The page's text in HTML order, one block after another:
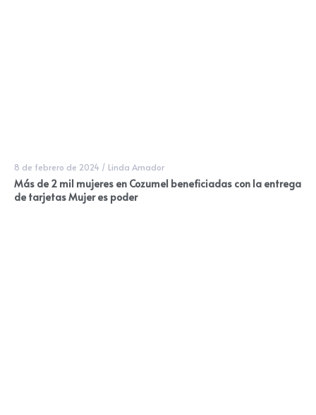
8 de febrero de 2024 / Linda Amador
Más de 2 mil mujeres en Cozumel beneficiadas con la entrega
de tarjetas Mujer es poder